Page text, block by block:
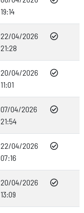
19:14
22/04/2026
21:28
20/04/2026
11:01
07/04/2026
21:54
22/04/2026
07:16
20/04/2026
13:09